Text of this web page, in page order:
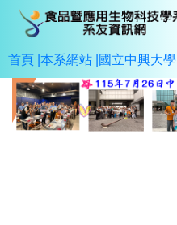
首頁 | 本系網站 | 國立中興大學 |